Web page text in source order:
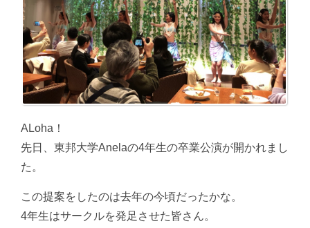
ALoha！
先日、東邦大学Anelaの4年生の卒業公演が開かれまし
た。
この提案をしたのは去年の今頃だったかな。
4年生はサークルを発足させた皆さん。